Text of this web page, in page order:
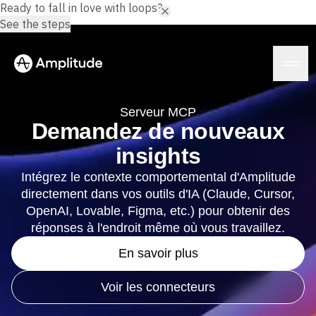
Plateforme
IA
Amplitude AI
AI Agents
AI Feedback
Agent Analytics
Analyse de produit
Solutions
Services financiers
Ressources
Formation
Serveur MCP
Demandez de nouveaux
insights
Intégrez le contexte comportemental d'Amplitude
directement dans vos outils d'IA (Claude, Cursor,
OpenAI, Lovable, Figma, etc.) pour obtenir des
réponses à l'endroit même où vous travaillez.
En savoir plus
Voir les connecteurs
Ready to fall in love with loops?
See the steps